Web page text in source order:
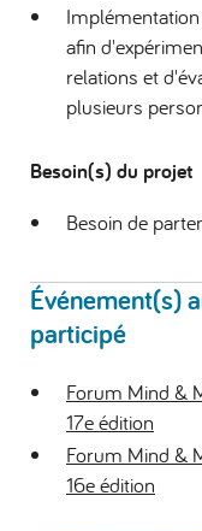
afin
relations et
plusieurs
Besoin(s) du projet
Besoin de
Événement(s)
participé
Forum Mind &
17e édition
Forum Mind &
16e édition